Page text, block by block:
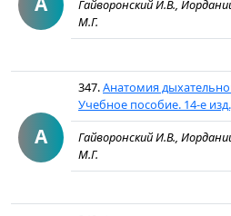
Гайворонский И.В.,
М.Г.
А
347.Анатомия
Учебное пособие. 14-е
Гайворонский И.В.,
М.Г.